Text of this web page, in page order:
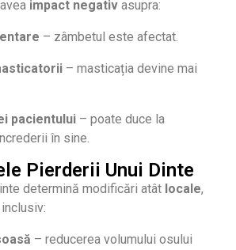
impact negativ asupra:
– zâmbetul este afectat.
– masticația devine mai
pacientului – poate duce la
în sine.
Pierderii Unui Dinte
determină modificări atât locale,
inclusiv:
– reducerea volumului osului